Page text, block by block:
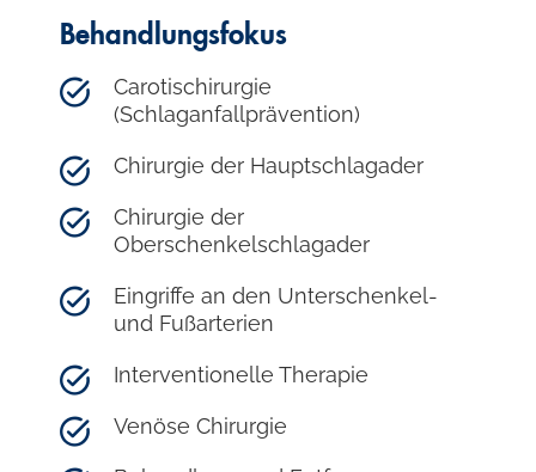
Behandlungsfokus
Carotischirurgie
(Schlaganfallprävention)
Chirurgie der Hauptschlagader
Chirurgie der
Oberschenkelschlagader
Eingriffe an den Unterschenkel-
und Fußarterien
Interventionelle Therapie
Venöse Chirurgie